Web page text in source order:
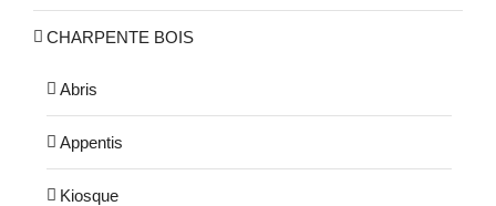
CHARPENTE BOIS
Abris
Appentis
Kiosque